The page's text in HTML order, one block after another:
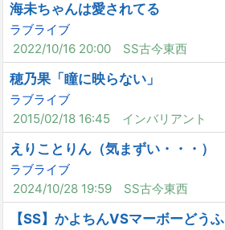
海未ちゃんは愛されてる
ラブライブ
2022/10/16 20:00
SS古今東西
穂乃果「瞳に映らない」
ラブライブ
2015/02/18 16:45
インバリアント
えりことりん（気まずい・・・）
ラブライブ
2024/10/28 19:59
SS古今東西
【SS】かよちんVSマーボーどうふ